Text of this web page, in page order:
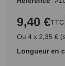
Galerie
9,40 €TTC
Ou 4 x 2,35 €
Longueur en